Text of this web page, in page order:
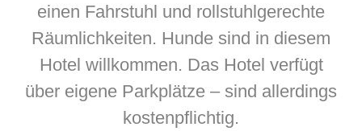
einen Fahrstuhl und rollstuhlgerechte
Räumlichkeiten. Hunde sind in diesem
Hotel willkommen. Das Hotel verfügt
über eigene Parkplätze – sind allerdings
kostenpflichtig.